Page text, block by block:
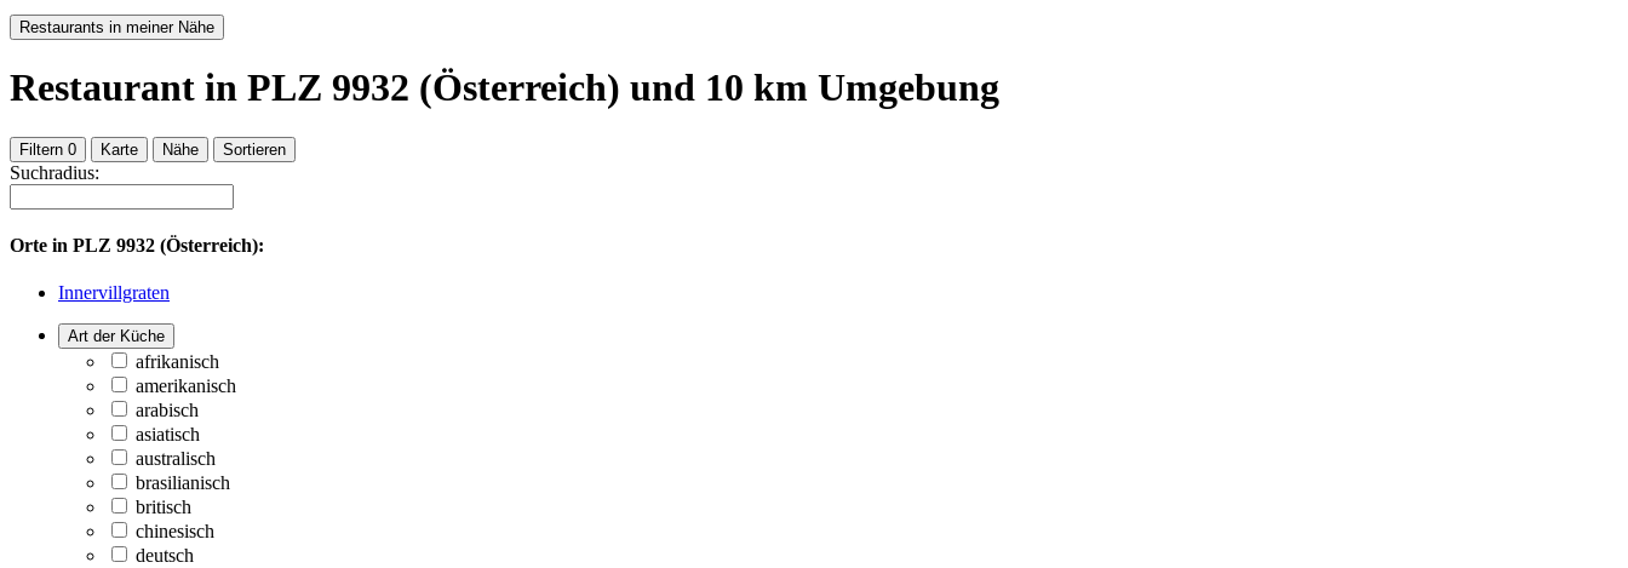
Restaurants in meiner Nähe
Restaurant in PLZ 9932 (Österreich) und 10 km Umgebung
Filtern 0 Karte Nähe Sortieren
Suchradius:
Orte in PLZ 9932 (Österreich):
Innervillgraten
Art der Küche
afrikanisch
amerikanisch
arabisch
asiatisch
australisch
brasilianisch
britisch
chinesisch
deutsch